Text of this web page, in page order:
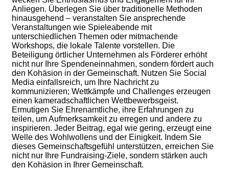
Anliegen. Überlegen Sie über traditionelle Methoden
hinausgehend – veranstalten Sie ansprechende
Veranstaltungen wie Spieleabende mit
unterschiedlichen Themen oder mitmachende
Workshops, die lokale Talente vorstellen. Die
Beteiligung örtlicher Unternehmen als Förderer erhöht
nicht nur Ihre Spendeneinnahmen, sondern fördert auch
den Kohäsion in der Gemeinschaft. Nutzen Sie Social
Media einfallsreich, um Ihre Nachricht zu
kommunizieren; Wettkämpfe und Challenges erzeugen
einen kameradschaftlichen Wettbewerbsgeist.
Ermutigen Sie Ehrenamtliche, ihre Erfahrungen zu
teilen, um Aufmerksamkeit zu erregen und andere zu
inspirieren. Jeder Beitrag, egal wie gering, erzeugt eine
Welle des Wohlwollens und der Einigkeit. Indem Sie
dieses Gemeinschaftsgefühl unterstützen, erreichen Sie
nicht nur Ihre Fundraising-Ziele, sondern stärken auch
den Kohäsion in Ihrer Gemeinschaft.